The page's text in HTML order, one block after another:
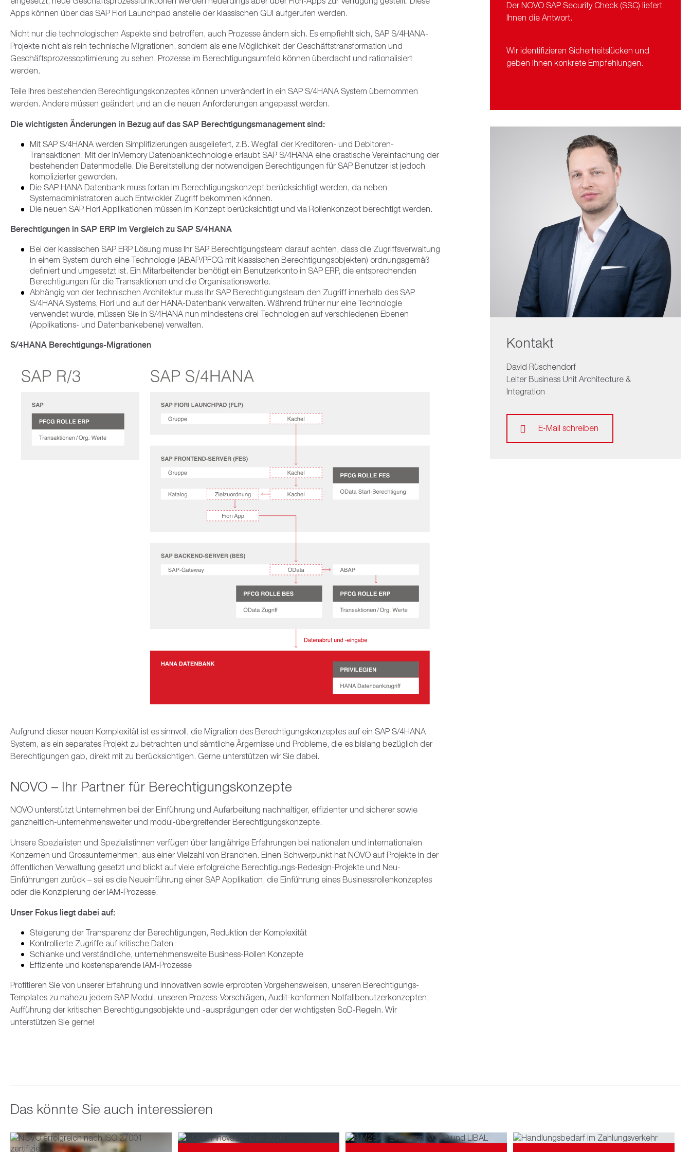
SAP Sales Cloud
SAP Emarsys
Facility & Project Management Geolokalisierung
Bauprojektmanagement
Dokumentenverwaltung
Vertragsmanagement
Finance
Neue Profitcenter-Rechnung mit SAP S/4HANA (FIN-PCA)
ESG Reporting
Human Capital Management
Datenschutz in der EU und in der Schweiz
Sustainability
Logistics
SAP Auditmanagement
Projektmanagement
Sustainability Management
Business Partner
Kontakt
Jobs
Apps können über das SAP Fiori Launchpad anstelle der klassischen GUI aufgerufen werden.
Nicht nur die technologischen Aspekte sind betroffen, auch Prozesse ändern sich. Es empfiehlt sich, SAP S/4HANA-
Projekte nicht als rein technische Migrationen, sondern als eine Möglichkeit der Geschäftstransformation und
Geschäftsprozessoptimierung zu sehen. Prozesse im Berechtigungsumfeld können überdacht und rationalisiert
werden.
Teile Ihres bestehenden Berechtigungskonzeptes können unverändert in ein SAP S/4HANA System übernommen
werden. Andere müssen geändert und an die neuen Anforderungen angepasst werden.
Die wichtigsten Änderungen in Bezug auf das SAP Berechtigungsmanagement sind:
Mit SAP S/4HANA werden Simplifizierungen ausgeliefert, z.B. Wegfall der Kreditoren- und Debitoren-
Transaktionen. Mit der InMemory Datenbanktechnologie erlaubt SAP S/4HANA eine drastische Vereinfachung der
bestehenden Datenmodelle. Die Bereitstellung der notwendigen Berechtigungen für SAP Benutzer ist jedoch
komplizierter geworden.
Die SAP HANA Datenbank muss fortan im Berechtigungskonzept berücksichtigt werden, da neben
Systemadministratoren auch Entwickler Zugriff bekommen können.
Die neuen SAP Fiori Applikationen müssen im Konzept berücksichtigt und via Rollenkonzept berechtigt werden.
Berechtigungen in SAP ERP im Vergleich zu SAP S/4HANA
Bei der klassischen SAP ERP Lösung muss Ihr SAP Berechtigungsteam darauf achten, dass die Zugriffsverwaltung
in einem System durch eine Technologie (ABAP/PFCG mit klassischen Berechtigungsobjekten) ordnungsgemäß
definiert und umgesetzt ist. Ein Mitarbeitender benötigt ein Benutzerkonto in SAP ERP, die entsprechenden
Berechtigungen für die Transaktionen und die Organisationswerte.
Abhängig von der technischen Architektur muss Ihr SAP Berechtigungsteam den Zugriff innerhalb des SAP
S/4HANA Systems, Fiori und auf der HANA-Datenbank verwalten. Während früher nur eine Technologie
verwendet wurde, müssen Sie in S/4HANA nun mindestens drei Technologien auf verschiedenen Ebenen
(Applikations- und Datenbankebene) verwalten.
S/4HANA Berechtigungs-Migrationen
Aufgrund dieser neuen Komplexität ist es sinnvoll, die Migration des Berechtigungskonzeptes auf ein SAP S/4HANA
System, als ein separates Projekt zu betrachten und sämtliche Ärgernisse und Probleme, die es bislang bezüglich der
Berechtigungen gab, direkt mit zu berücksichtigen. Gerne unterstützen wir Sie dabei.
NOVO – Ihr Partner für Berechtigungskonzepte
NOVO unterstützt Unternehmen bei der Einführung und Aufarbeitung nachhaltiger, effizienter und sicherer sowie
ganzheitlich-unternehmensweiter und modul-übergreifender Berechtigungskonzepte.
Unsere Spezialisten und Spezialistinnen verfügen über langjährige Erfahrungen bei nationalen und internationalen
Konzernen und Grossunternehmen, aus einer Vielzahl von Branchen. Einen Schwerpunkt hat NOVO auf Projekte in der
öffentlichen Verwaltung gesetzt und blickt auf viele erfolgreiche Berechtigungs-Redesign-Projekte und Neu-
Einführungen zurück – sei es die Neueinführung einer SAP Applikation, die Einführung eines Businessrollenkonzeptes
oder die Konzipierung der IAM-Prozesse.
Unser Fokus liegt dabei auf:
Steigerung der Transparenz der Berechtigungen, Reduktion der Komplexität
Kontrollierte Zugriffe auf kritische Daten
Schlanke und verständliche, unternehmensweite Business-Rollen Konzepte
Effiziente und kostensparende IAM-Prozesse
Profitieren Sie von unserer Erfahrung und innovativen sowie erprobten Vorgehensweisen, unseren Berechtigungs-
Templates zu nahezu jedem SAP Modul, unseren Prozess-Vorschlägen, Audit-konformen Notfallbenutzerkonzepten,
Aufführung der kritischen Berechtigungsobjekte und -ausprägungen oder der wichtigsten SoD-Regeln. Wir
unterstützen Sie gerne!
Der NOVO SAP Security Check (SSC) liefert
Ihnen die Antwort.
Wir identifizieren Sicherheitslücken und
geben Ihnen konkrete Empfehlungen.
Kontakt
David Rüschendorf
Leiter Business Unit Architecture &
Integration
E-Mail schreiben
Das könnte Sie auch interessieren